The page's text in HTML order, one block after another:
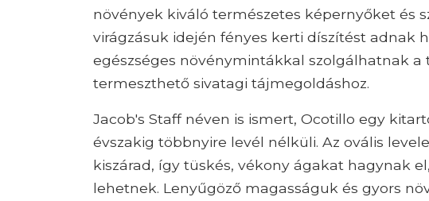
növények kiváló természetes képernyőket és
virágzásuk idején fényes kerti díszítést adnak
egészséges növénymintákkal szolgálhatnak a
termeszthető sivatagi tájmegoldáshoz.
Jacob's Staff néven is ismert, Ocotillo egy
évszakig többnyire levél nélküli. Az ovális
kiszárad, így tüskés, vékony ágakat hagynak
lehetnek. Lenyűgöző magasságuk és gyors